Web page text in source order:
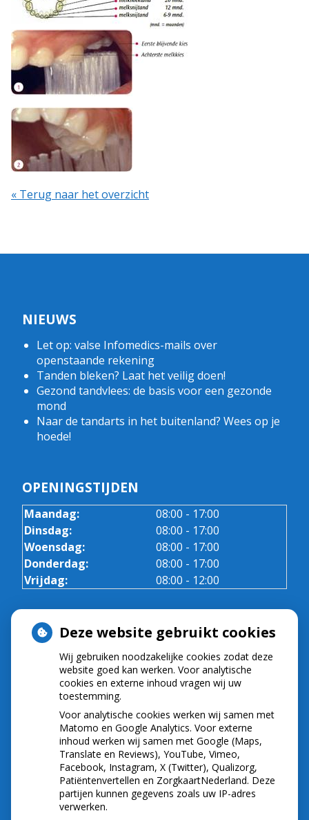
« Terug naar het overzicht
NIEUWS
Let op: valse Infomedics-mails over
openstaande rekening
Tanden bleken? Laat het veilig doen!
Gezond tandvlees: de basis voor een gezonde
mond
Naar de tandarts in het buitenland? Wees op je
hoede!
OPENINGSTIJDEN
Maandag:
08:00 - 17:00
Dinsdag:
08:00 - 17:00
Woensdag:
08:00 - 17:00
Donderdag:
08:00 - 17:00
Vrijdag:
08:00 - 12:00
ADRESGEGEVENS
Peperbus 31
7103CW Winterswijk
0543-513384
info@tandartspraktijkwiechers.nl
SPOED Voor spoedeisende zorg buiten onze
openingstijden kunt u contact opnemen met de
Tandartsenpost Twente gevestigd in Enschede.
Heeft u acute klachten, zoals nabloeding of een
ongeval terwijl onze praktijk gesloten is ? Neemt u
dan telefonisch contact op met het volgende
Deze website gebruikt cookies
Wij gebruiken noodzakelijke cookies zodat deze
website goed kan werken. Voor analytische
cookies en externe inhoud vragen wij uw
toestemming.
Voor analytische cookies werken wij samen met
Matomo en Google Analytics. Voor externe
inhoud werken wij samen met Google (Maps,
Translate en Reviews), YouTube, Vimeo,
Facebook, Instagram, X (Twitter), Qualizorg,
Patiëntenvertellen en ZorgkaartNederland. Deze
partijen kunnen gegevens zoals uw IP-adres
verwerken.